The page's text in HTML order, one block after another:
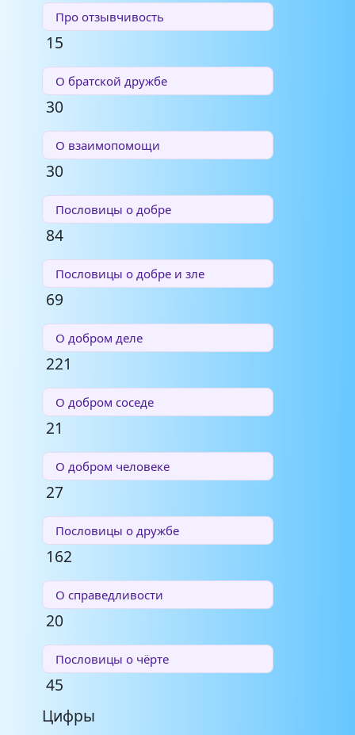
Про отзывчивость
15
О братской дружбе
30
О взаимопомощи
30
Пословицы о добре
84
Пословицы о добре и зле
69
О добром деле
221
О добром соседе
21
О добром человеке
27
Пословицы о дружбе
162
О справедливости
20
Пословицы о чёрте
45
Цифры